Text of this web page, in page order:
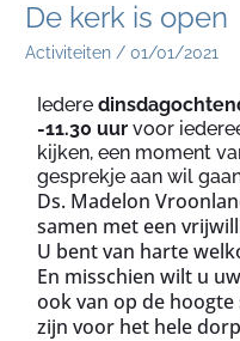
De kerk is open
Activiteiten /01/01/2021
Iedere
-11.30 uur voor
kijken, een moment
gesprekje aan wil
Ds. Madelon
samen met een
U bent van harte
En misschien wilt u
ook van op de
zijn voor het hele